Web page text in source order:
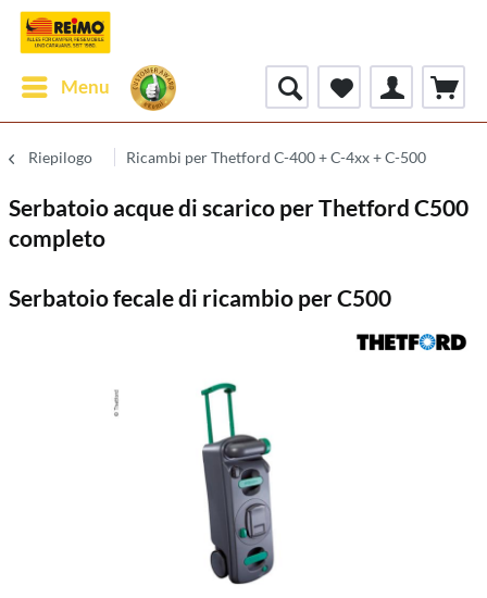
Menu
Riepilogo Ricambi per Thetford C-400 + C-4xx + C-500
Serbatoio acque di scarico per Thetford C500
completo
Serbatoio fecale di ricambio per C500